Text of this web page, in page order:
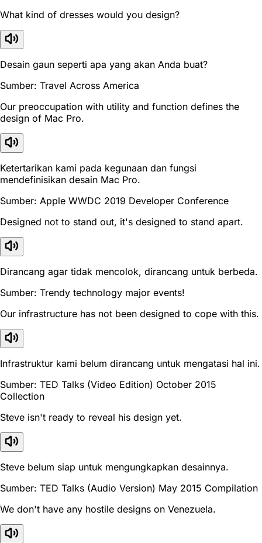
What kind of dresses would you design?
Desain gaun seperti apa yang akan Anda buat?
Sumber: Travel Across America
Our preoccupation with utility and function defines the
design of Mac Pro.
Ketertarikan kami pada kegunaan dan fungsi
mendefinisikan desain Mac Pro.
Sumber: Apple WWDC 2019 Developer Conference
Designed not to stand out, it's designed to stand apart.
Dirancang agar tidak mencolok, dirancang untuk berbeda.
Sumber: Trendy technology major events!
Our infrastructure has not been designed to cope with this.
Infrastruktur kami belum dirancang untuk mengatasi hal ini.
Sumber: TED Talks (Video Edition) October 2015
Collection
Steve isn't ready to reveal his design yet.
Steve belum siap untuk mengungkapkan desainnya.
Sumber: TED Talks (Audio Version) May 2015 Compilation
We don't have any hostile designs on Venezuela.